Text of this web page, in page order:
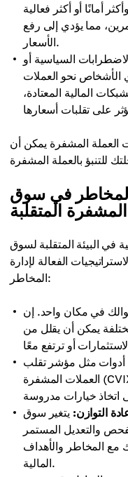
أمانًا أو أكثر فعالية
مما يؤدي إلى رفع
الأسعار.
السياسية أو
الأشخاص نحو العملات
المالية المعتادة،
العملة المشفرة يمكن أن
المخاطر في سوق
المتقلبة
في البيئة المتقلبة لسوق
الفعالة لإدارة
المخاطر:
في مكان واحد. إن
يمكن أن يقلل من
أدوات مثل مؤشر تقلب
العملات المشفرة (CVIX) رؤى حول مزاج السوق وتقلبات
التوازن: يتغير سوق
والتعديل المستمر
مع المخاطر والأهداف
المالية.